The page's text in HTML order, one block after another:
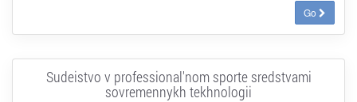
Go
Sudeistvo v professional'nom sporte sredstvami
sovremennykh tekhnologii